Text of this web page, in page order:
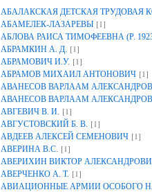
АБАЛАКСКАЯ ДЕТСКАЯ ТРУДОВАЯ
АБАМЕЛЕК-ЛАЗАРЕВЫ [1]
АБЛОВА РАИСА ТИМОФЕЕВНА (Р.
АБРАМКИН А. Д. [1]
АБРАМОВИЧ И.У. [1]
АБРАМОВ МИХАИЛ АНТОНОВИЧ [1]
АВАНЕСОВ ВАРЛААМ
АВАНЕСОВ ВАРЛААМ
АВГЕВИЧ В. И. [1]
АВГУСТОВСКИЙ Б. В. [1]
АВДЕЕВ АЛЕКСЕЙ СЕМЕНОВИЧ [1]
АВЕРИНА B.C. [1]
АВЕРИХИН ВИКТОР
АВЕРЧЕНКО А. Т. [1]
АВИАЦИОННЫЕ АРМИИ ОСОБОГО